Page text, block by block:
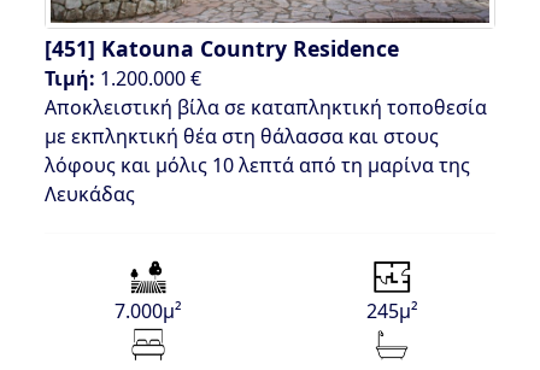
[451] Katouna Country Residence
Τιμή: 1.200.000 €
Αποκλειστική βίλα σε καταπληκτική τοποθεσία
με εκπληκτική θέα στη θάλασσα και στους
λόφους και μόλις 10 λεπτά από τη μαρίνα της
Λευκάδας
7.000μ² 245μ²